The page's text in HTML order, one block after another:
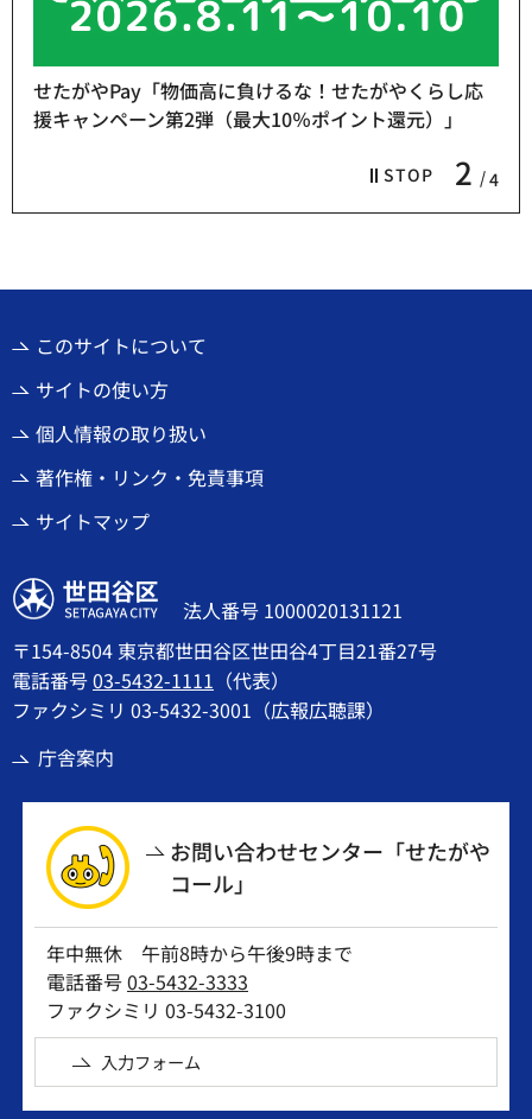
STOP 2 4
せたがやPay「物価高に負けるな！せたがやくらし応
援キャンペーン第2弾（最大10％ポイント還元）」
このサイトについて
サイトの使い方
個人情報の取り扱い
著作権・リンク・免責事項
サイトマップ
世田谷区
法人番号 1000020131121
〒154-8504 東京都世田谷区世田谷4丁目21番27号
電話番号03-5432-1111 （代表）
ファクシミリ 03-5432-3001（広報広聴課）
庁舎案内
お問い合わせセンター「せたがや
コール」
年中無休 午前8時から午後9時まで
電話番号03-5432-3333
ファクシミリ 03-5432-3100
入力フォーム